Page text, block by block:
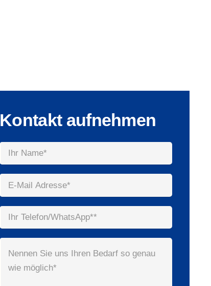
Kontakt aufnehmen